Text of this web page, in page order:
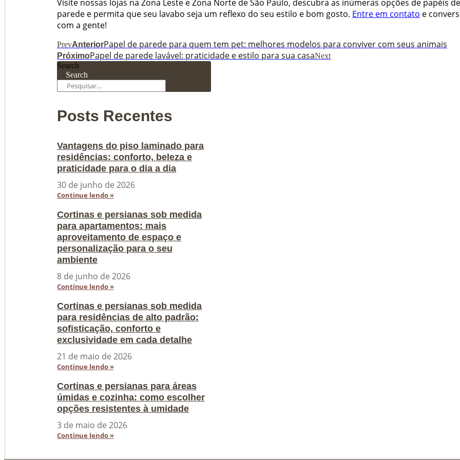
Visite nossas lojas na Zona Leste e Zona Norte de São Paulo, descubra as inúmeras opções de papéis de
parede e permita que seu lavabo seja um reflexo do seu estilo e bom gosto. Entre em contato e
com a gente!
PrevAnteriorPapel de parede para quem tem pet: melhores modelos para conviver com seus animais
PróximoPapel de parede lavável: praticidade e estilo para sua casaNext
Search
Search
Posts Recentes
Vantagens do piso laminado para
residências: conforto, beleza e
praticidade para o dia a dia
30 de junho de 2026
Continue lendo »
Cortinas e persianas sob medida
para apartamentos: mais
aproveitamento de espaço e
personalização para o seu
ambiente
8 de junho de 2026
Continue lendo »
Cortinas e persianas sob medida
para residências de alto padrão:
sofisticação, conforto e
exclusividade em cada detalhe
21 de maio de 2026
Continue lendo »
Cortinas e persianas para áreas
úmidas e cozinha: como escolher
opções resistentes à umidade
3 de maio de 2026
Continue lendo »